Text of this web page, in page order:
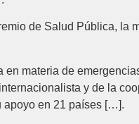
de Salud Pública, la
en materia de
y de la
apoyo en 21 países […].